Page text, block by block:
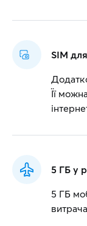
SIM
Її
5 ГБ у
5 ГБ